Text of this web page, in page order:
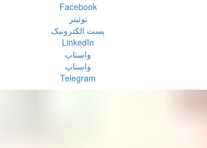
Facebook
توئیتر
پست الکترونیک
LinkedIn
واستاپ
واستاپ
Telegram